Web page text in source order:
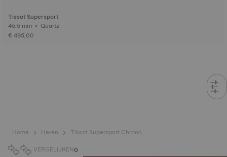
Tissot Supersport
45.5 mm • Quartz
€ 495,00
Home Heren
Tissot Supersport Chrono
VERGELIJKEN0